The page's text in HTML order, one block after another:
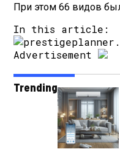
При этом 66 видов
In this article:
Advertisement
Trending